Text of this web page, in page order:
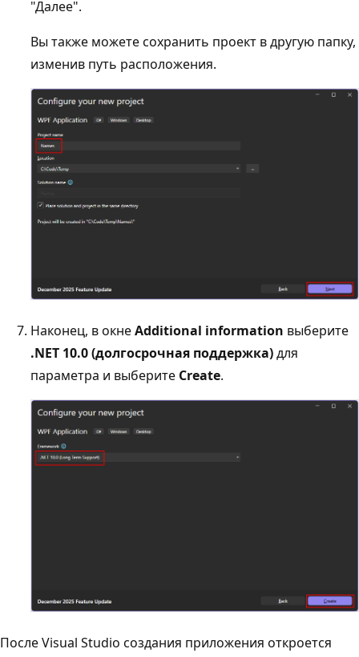
"Далее".
Вы также можете сохранить проект в другую папку,
изменив путь расположения.
Наконец, в окнеAdditional information выберите
.NET 10.0 (долгосрочная поддержка)для
параметра и выберите Create.
После Visual Studio создания приложения откроется